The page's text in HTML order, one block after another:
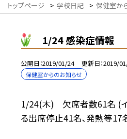
トップページ > 学校日記 > 保健室か
1/24 感染症情報
公開日 2019/01/24 更新日 2019/
保健室からのお知らせ
1/24(木) 欠席者数61名 (イ
る出席停止41名、発熱等17